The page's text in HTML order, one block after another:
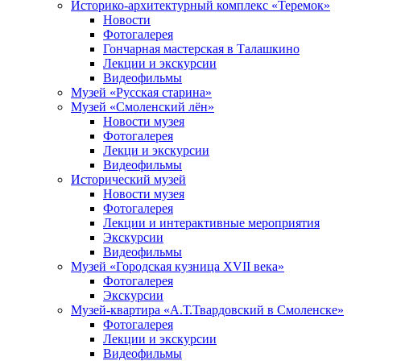
Историко-архитектурный комплекс «Теремок»
Новости
Фотогалерея
Гончарная мастерская в Талашкино
Лекции и экскурсии
Видеофильмы
Музей «Русская старина»
Музей «Смоленский лён»
Новости музея
Фотогалерея
Лекци и экскурсии
Видеофильмы
Исторический музей
Новости музея
Фотогалерея
Лекции и интерактивные мероприятия
Экскурсии
Видеофильмы
Музей «Городская кузница XVII века»
Фотогалерея
Экскурсии
Музей-квартира «А.Т.Твардовский в Смоленске»
Фотогалерея
Лекции и экскурсии
Видеофильмы